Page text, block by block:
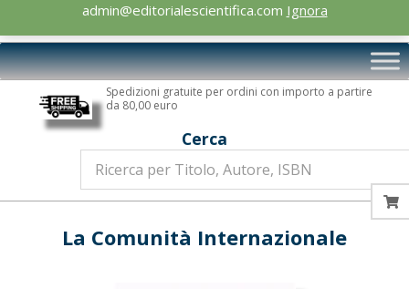
admin@editorialescientifica.com Ignora
Editoriale
Scientifica
Primary
Navigation
Spedizioni gratuite per ordini con importo a partire
da 80,00 euro
Cerca
La Comunità Internazionale